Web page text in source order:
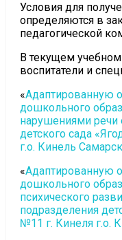
Условия для
определяются в
педагогической
В текущем
воспитатели и
«Адаптированную
дошкольного
нарушениями речи
детского сада
г.о. Кинель
«Адаптированную
дошкольного
психического
подразделения
№11 г. Кинеля г.о.